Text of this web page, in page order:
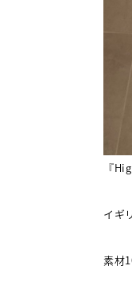
『
イギ
素材